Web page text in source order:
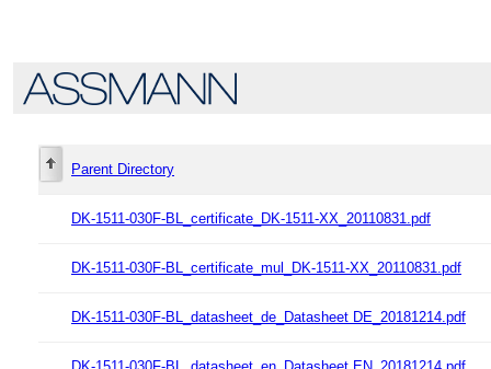
Parent Directory
DK-1511-030F-BL_certificate_DK-1511-XX_20110831.pdf
DK-1511-030F-BL_certificate_mul_DK-1511-XX_20110831.pdf
DK-1511-030F-BL_datasheet_de_Datasheet DE_20181214.pdf